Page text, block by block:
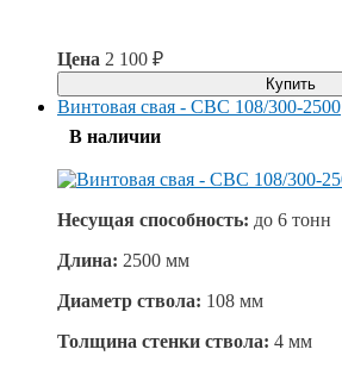
Цена 2 100 ₽
Купить
Винтовая свая - СВС 108/300-2500
В наличии
Несущая способность: до 6 тонн
Длина: 2500 мм
Диаметр ствола: 108 мм
Толщина стенки ствола: 4 мм